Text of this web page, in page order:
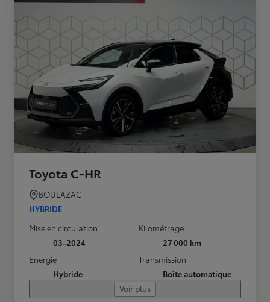
Toyota C-HR
BOULAZAC
HYBRIDE
Mise en circulation
03-2024
Kilométrage
27 000 km
Energie
Hybride
Transmission
Boîte automatique
Voir plus